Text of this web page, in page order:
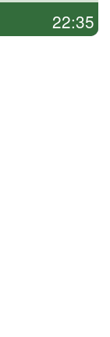
22:35